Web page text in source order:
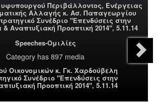
Περιβάλλοντος, Ενέργειας
Αλλαγής κ. Ασ. Παπαγεωργίου
Συνέδριο "Επενδύσεις στην
Αναπτυξιακή Προοπτική 2014", 5.11.14
Speeches-Ομιλίες
Category has 897 media
Οικονομικών κ. Γκ. Χαρδούβελη
Συνέδριο "Επενδύσεις στην
Προοπτική 2014", 5.11.14